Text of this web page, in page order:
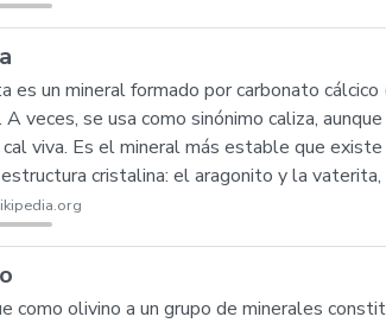
es un mineral formado por carbonato
veces, se usa como sinónimo caliza,
viva. Es el mineral más estable que
cristalina: el aragonito y la
como olivino a un grupo de minerales